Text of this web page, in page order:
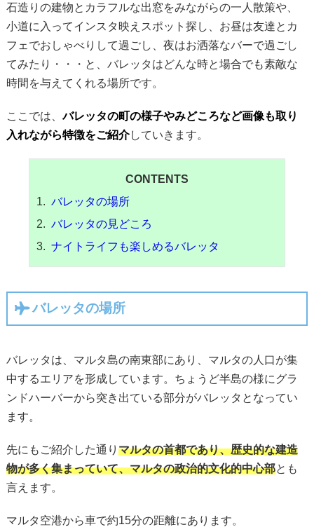
石造りの建物とカラフルな出窓をみながらの一人散策や、
小道に入ってインスタ映えスポット探し、お昼は友達とカ
フェでおしゃべりして過ごし、夜はお洒落なバーで過ごし
てみたり・・・と、バレッタはどんな時と場合でも素敵な
時間を与えてくれる場所です。
ここでは、バレッタの町の様子やみどころなど画像も取り
入れながら特徴をご紹介していきます。
CONTENTS
バレッタの場所
バレッタの見どころ
ナイトライフも楽しめるバレッタ
バレッタの場所
バレッタは、マルタ島の南東部にあり、マルタの人口が集
中するエリアを形成しています。ちょうど半島の様にグラ
ンドハーバーから突き出ている部分がバレッタとなってい
ます。
先にもご紹介した通り マルタの首都であり、歴史的な建造
物が多く集まっていて、マルタの政治的文化的中心部とも
言えます。
マルタ空港から車で約15分の距離にあります。